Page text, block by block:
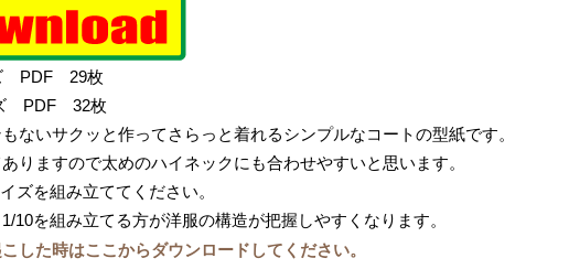
PDF 29枚
PDF 32枚
ないサクッと作ってさらっと着れるシンプルなコートの型紙です。
りますので太めのハイネックにも合わせやすいと思います。
ズを組み立ててください。
10を組み立てる方が洋服の構造が把握しやすくなります。
した時はここからダウンロードしてください。